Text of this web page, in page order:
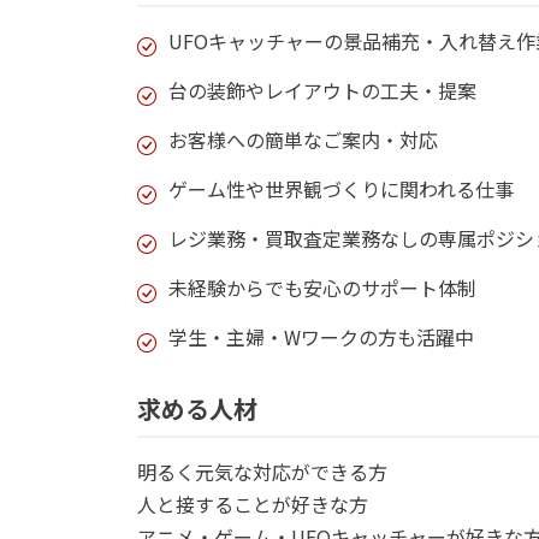
UFOキャッチャーの景品補充・入れ替え
台の装飾やレイアウトの工夫・提案
お客様への簡単なご案内・対応
ゲーム性や世界観づくりに関われる仕事
レジ業務・買取査定業務なしの専属ポジシ
未経験からでも安心のサポート体制
学生・主婦・Wワークの方も活躍中
求める人材
明るく元気な対応ができる方
人と接することが好きな方